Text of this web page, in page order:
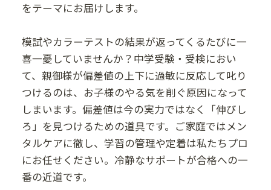
をテーマにお届けします。
模試やカラーテストの結果が返ってくるたびに一
喜一憂していませんか？中学受験・受検におい
て、親御様が偏差値の上下に過敏に反応して叱り
つけるのは、お子様のやる気を削ぐ原因になって
しまいます。偏差値は今の実力ではなく「伸びし
ろ」を見つけるための道具です。ご家庭ではメン
タルケアに徹し、学習の管理や定着は私たちプロ
にお任せください。冷静なサポートが合格への一
番の近道です。